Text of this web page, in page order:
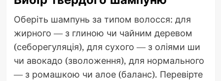
Оберіть шампунь за типом волосся: для
жирного — з глиною чи чайним деревом
(себорегуляція), для сухого — з оліями ши
чи авокадо (зволоження), для нормального
— з ромашкою чи алое (баланс). Перевірте